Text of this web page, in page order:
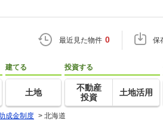
最近見た物件 0 保
建てる
土地
投資する
不動産
投資
土地活用
成金制度 > 北海道